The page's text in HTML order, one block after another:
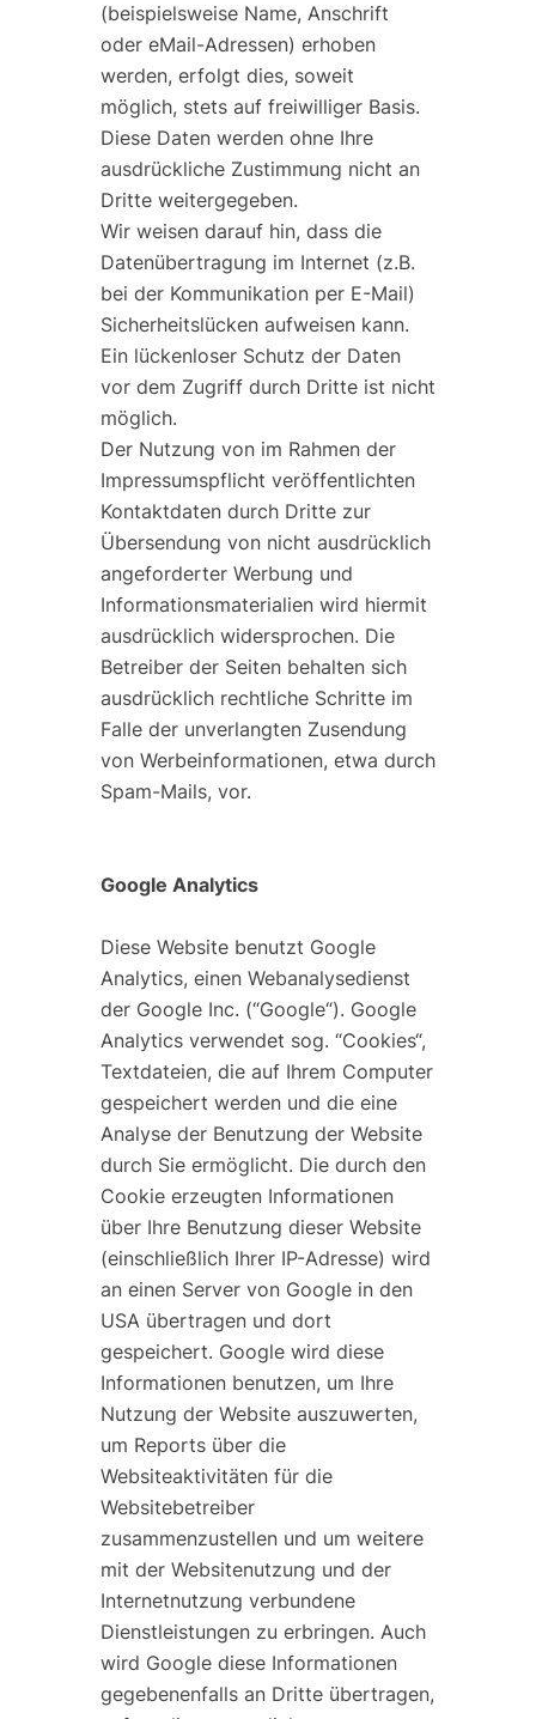
(beispielsweise Name, Anschrift
oder eMail-Adressen) erhoben
werden, erfolgt dies, soweit
möglich, stets auf freiwilliger Basis.
Diese Daten werden ohne Ihre
ausdrückliche Zustimmung nicht an
Dritte weitergegeben.
Wir weisen darauf hin, dass die
Datenübertragung im Internet (z.B.
bei der Kommunikation per E-Mail)
Sicherheitslücken aufweisen kann.
Ein lückenloser Schutz der Daten
vor dem Zugriff durch Dritte ist nicht
möglich.
Der Nutzung von im Rahmen der
Impressumspflicht veröffentlichten
Kontaktdaten durch Dritte zur
Übersendung von nicht ausdrücklich
angeforderter Werbung und
Informationsmaterialien wird hiermit
ausdrücklich widersprochen. Die
Betreiber der Seiten behalten sich
ausdrücklich rechtliche Schritte im
Falle der unverlangten Zusendung
von Werbeinformationen, etwa durch
Spam-Mails, vor.
Google Analytics
Diese Website benutzt Google
Analytics, einen Webanalysedienst
der Google Inc. (“Google“). Google
Analytics verwendet sog. “Cookies“,
Textdateien, die auf Ihrem Computer
gespeichert werden und die eine
Analyse der Benutzung der Website
durch Sie ermöglicht. Die durch den
Cookie erzeugten Informationen
über Ihre Benutzung dieser Website
(einschließlich Ihrer IP-Adresse) wird
an einen Server von Google in den
USA übertragen und dort
gespeichert. Google wird diese
Informationen benutzen, um Ihre
Nutzung der Website auszuwerten,
um Reports über die
Websiteaktivitäten für die
Websitebetreiber
zusammenzustellen und um weitere
mit der Websitenutzung und der
Internetnutzung verbundene
Dienstleistungen zu erbringen. Auch
wird Google diese Informationen
gegebenenfalls an Dritte übertragen,